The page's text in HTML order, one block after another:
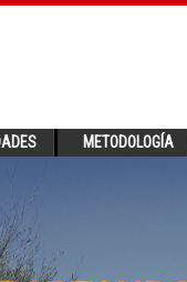
METODOLOGÍA